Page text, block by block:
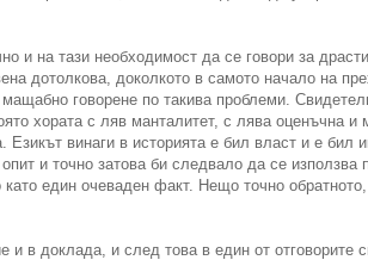
и на тази необходимост да се говори за
дотолкова, доколкото в самото начало на
говорене по такива проблеми.
хората с ляв манталитет, с лява оценъчна
винаги в историята е бил власт и е бил
и точно затова би следвало да се
един очеваден факт. Нещо точно
в доклада, и след това в един от отговорите